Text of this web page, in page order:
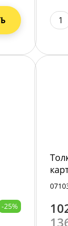
-25%
25/